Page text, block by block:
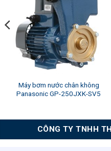
Máy bơm nước chân không
Panasonic GP-250JXK-SV5
CÔNG TY TNHH